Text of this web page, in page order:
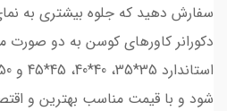
سفارش دهید که جلوه بیشتری به
دکورانر کاورهای کوسن به دو صورت
شود و با قیمت مناسب بهترین و